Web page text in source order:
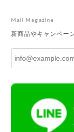
Mail Magazine
新商品やキャンペー